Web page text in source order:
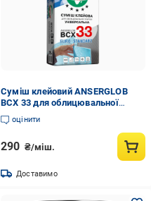
Суміш клейовий ANSERGLOB
BCX 33 для облицювальної
плитки (24441761)
оцінити
290 ₴/міш.
Доставимо